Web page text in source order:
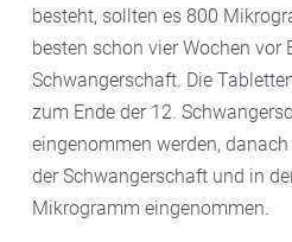
besteht, sollten es 800
besten schon vier Wochen vor
Schwangerschaft. Die
zum Ende der 12.
eingenommen werden,
der Schwangerschaft und in
Mikrogramm eingenommen.